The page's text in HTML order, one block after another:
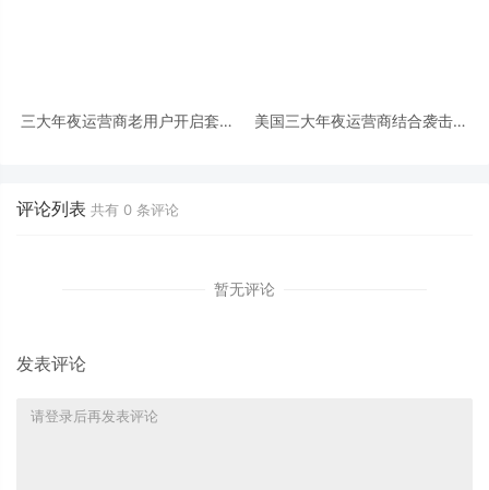
三大年夜运营商老用户开启套餐
美国三大年夜运营商结合袭击铜
评论列表 共有 0 条评论
暂无评论
发表评论